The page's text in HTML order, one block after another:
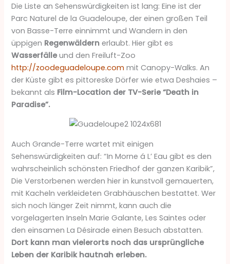
Die Liste an Sehenswürdigkeiten ist lang: Eine ist der
Parc Naturel de la Guadeloupe, der einen großen Teil
von Basse-Terre einnimmt und Wandern in den
üppigen Regenwäldern erlaubt. Hier gibt es
Wasserfälleund den Freiluft-Zoo
http://zoodeguadeloupe.com mit Canopy-Walks. An
der Küste gibt es pittoreske Dörfer wie etwa Deshaies –
bekannt als Film-Location der TV-Serie “Death in
Paradise”.
Auch Grande-Terre wartet mit einigen
Sehenswürdigkeiten auf: “In Morne á L’ Eau gibt es den
wahrscheinlich schönsten Friedhof der ganzen Karibik”,
Die Verstorbenen werden hier in kunstvoll gemauerten,
mit Kacheln verkleideten Grabhäuschen bestattet. Wer
sich noch länger Zeit nimmt, kann auch die
vorgelagerten Inseln Marie Galante, Les Saintes oder
den einsamen La Désirade einen Besuch abstatten.
Dort kann man vielerorts noch das ursprüngliche
Leben der Karibik hautnah erleben.